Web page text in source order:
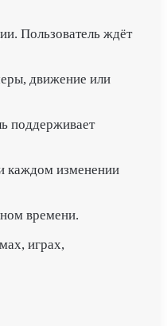
Пользователь ждёт
движение или
поддерживает
каждом изменении
времени.
играх,